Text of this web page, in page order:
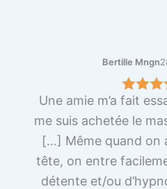
Bertille Mngn
Une amie m’a fait
me suis achetée le
[…] Même quand on
tête, on entre
détente et/ou